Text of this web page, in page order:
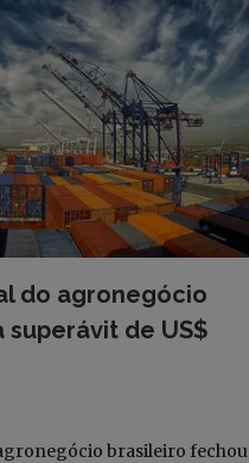
do agronegócio
de US$
brasileiro fechou